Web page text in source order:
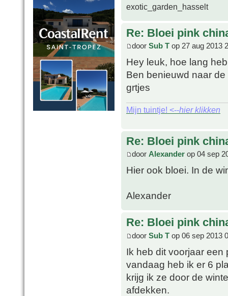
exotic_garden_hasselt
Re: Bloei pink
door Sub T op 27 aug 2013
Hey leuk, hoe lang
Ben benieuwd naar de
grtjes
Mijn tuintje! <--hier klikken
Re: Bloei pink
door Alexander op 04 sep
Hier ook bloei. In de
Alexander
Re: Bloei pink
door Sub T op 06 sep 2013
Ik heb dit voorjaar een
vandaag heb ik er 6
krijg ik ze door de
afdekken.